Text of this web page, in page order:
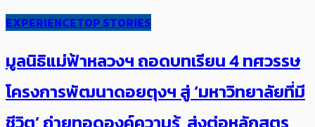
EXPERIENCETOP STORIES
มูลนิธิแม่ฟ้าหลวงฯ ถอดบทเรียน 4 ทศวรรษ
โครงการพัฒนาดอยตุงฯ สู่ ‘มหาวิทยาลัยที่มี